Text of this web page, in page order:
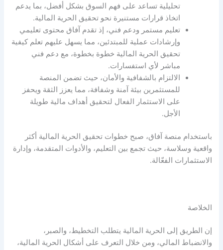
تحليلية تساعد على فهم السوق بشكل أفضل، بما يدعم
اتخاذ قرارات مستنيرة نحو تحقيق الحرية المالية.
تعليم مستمر ودعم فني، إذ تقدم آفاق محتوى تعليمي
وإرشادات عملية للمبتدئين، مما يسهل عليهم تعلم كيفية
تحقيق الحرية الماليةخطوة بخطوة، مع دعم فني
مباشر لأي استفسارات.
الالتزام بالشفافية والأمان، حيث تضمن المنصة
للمستثمرين بيئة آمنة وشفافة، مما يعزز الثقة ويحفز
على الاستثمار الفعال لتحقيق أهداف مالية طويلة
الأجل.
باستخدام منصة آفاق، صبح خطوات تحقيق الحرية الماليةأكثر
واقعية وسلاسة، حيث تجمع بين التعليم، والأدوات المتقدمة، وإدارة
الاستثمارات الفعّالة.
الخلاصة
إن الطريق إلى الحرية المالية يتطلب التخطيط، والصبر،
والانضباط المالي، ومن خلال التعرف على أشكال الحرية المالية،